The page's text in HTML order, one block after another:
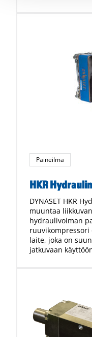
Paineilma
HKR
DYNASET HKR
muuntaa
hydraulivoiman
ruuvikompressori
laite, joka on
jatkuvaan